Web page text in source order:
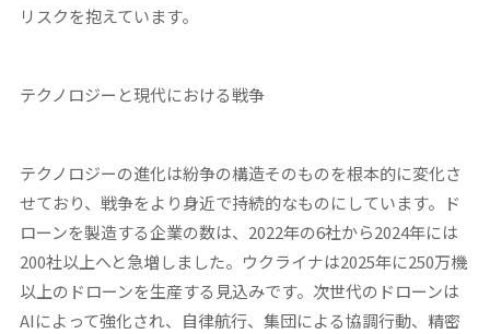
リスクを抱えています。
テクノロジーと現代における戦争
テクノロジーの進化は紛争の構造そのものを根本的に変化さ
せており、戦争をより身近で持続的なものにしています。ド
ローンを製造する企業の数は、2022年の6社から2024年には
200社以上へと急増しました。ウクライナは2025年に250万機
以上のドローンを生産する見込みです。次世代のドローンは
AIによって強化され、自律航行、集団による協調行動、精密